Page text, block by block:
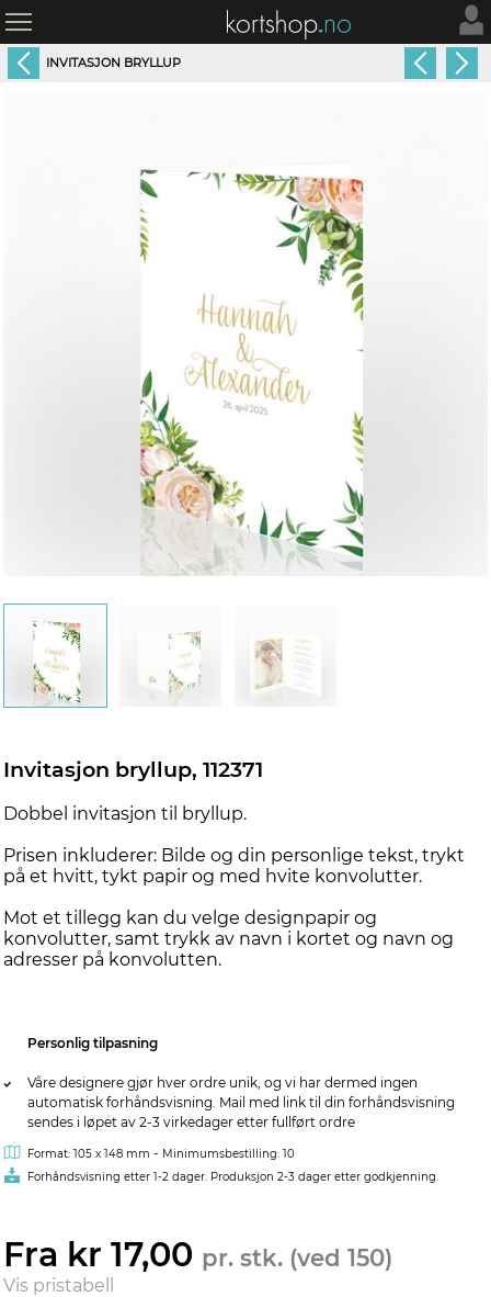
INVITASJON BRYLLUP
Invitasjon bryllup, 112371
Dobbel invitasjon til bryllup.
Prisen inkluderer: Bilde og din personlige tekst, trykt
på et hvitt, tykt papir og med hvite konvolutter.
Mot et tillegg kan du velge designpapir og
konvolutter, samt trykk av navn i kortet og navn og
adresser på konvolutten.
Personlig tilpasning
Våre designere gjør hver ordre unik, og vi har dermed ingen
automatisk forhåndsvisning. Mail med link til din forhåndsvisning
sendes i løpet av 2-3 virkedager etter fullført ordre
Format: 105 x 148 mm - Minimumsbestilling: 10
Forhåndsvisning etter 1-2 dager. Produksjon 2-3 dager etter godkjenning.
Fra kr 17,00 pr. stk. (ved 150)
Vis pristabell